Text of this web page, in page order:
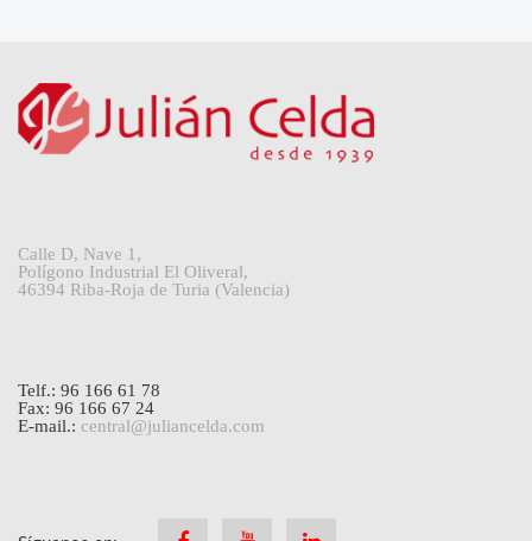
Calle D, Nave 1,
Polígono Industrial El Oliveral,
46394 Riba-Roja de Turia (Valencia)
Telf.: 96 166 61 78
Fax: 96 166 67 24
E-mail.: central@juliancelda.com